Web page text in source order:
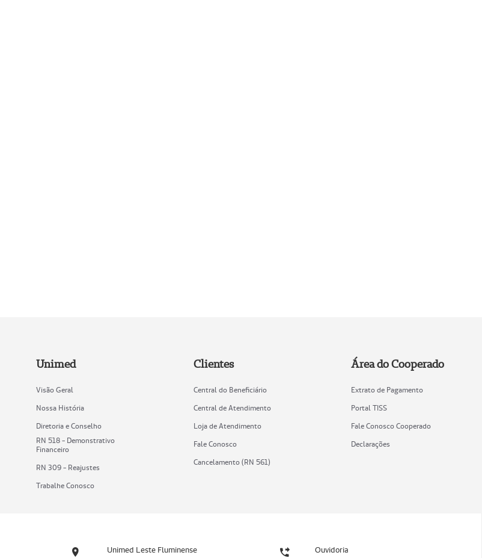
Unimed
Visão Geral
Nossa História
Diretoria e Conselho
RN 518 - Demonstrativo
Financeiro
RN 309 - Reajustes
Trabalhe Conosco
Clientes
Central do Beneficiário
Central de Atendimento
Loja de Atendimento
Fale Conosco
Cancelamento (RN 561)
Área do Cooperado
Extrato de Pagamento
Portal TISS
Fale Conosco Cooperado
Declarações
Unimed Leste Fluminense Ouvidoria